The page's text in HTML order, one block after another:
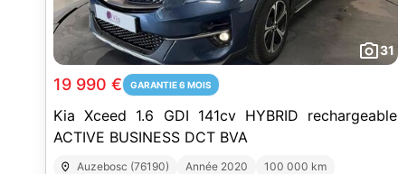
31
19 990 € GARANTIE 6 MOIS
Kia Xceed 1.6 GDI 141cv HYBRID rechargeable
ACTIVE BUSINESS DCT BVA
Auzebosc (76190) Année 2020
100 000 km